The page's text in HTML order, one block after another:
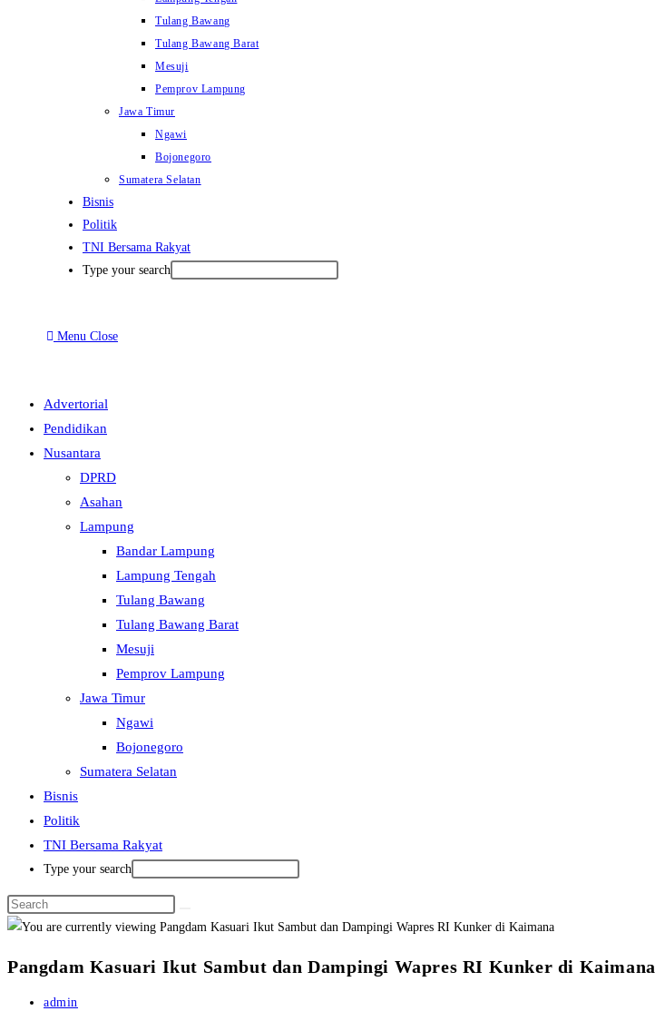
Tulang Bawang
Tulang Bawang Barat
Mesuji
Pemprov Lampung
Jawa Timur
Ngawi
Bojonegoro
Sumatera Selatan
Bisnis
Politik
TNI Bersama Rakyat
Type your search
Menu Close
Advertorial
Pendidikan
Nusantara
DPRD
Asahan
Lampung
Bandar Lampung
Lampung Tengah
Tulang Bawang
Tulang Bawang Barat
Mesuji
Pemprov Lampung
Jawa Timur
Ngawi
Bojonegoro
Sumatera Selatan
Bisnis
Politik
TNI Bersama Rakyat
Type your search
Pangdam Kasuari Ikut Sambut dan Dampingi Wapres RI Kunker di Kaimana
Post
admin